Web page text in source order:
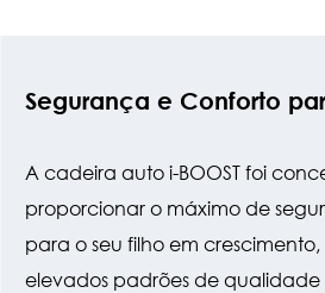
Segurança e Conforto
A cadeira auto i-BOOST foi
proporcionar o máximo de
para o seu filho em
elevados padrões de